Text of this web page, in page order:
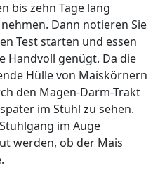
bis zehn Tage lang
Dann notieren Sie
Test starten und essen
Handvoll genügt. Da die
Hülle von Maiskörnern
den Magen-Darm-Trakt
im Stuhl zu sehen.
im Auge
werden, ob der Mais